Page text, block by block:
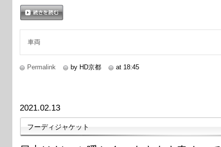
車両
Permalink by HD京都 at 18:45
2021.02.13
フーディジャケット